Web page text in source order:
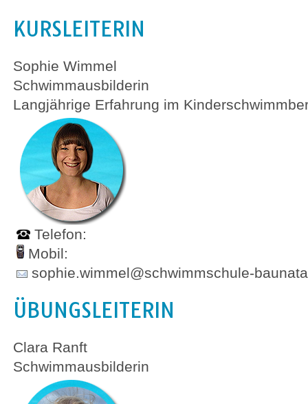
KURSLEITERIN
Sophie Wimmel
Schwimmausbilderin
Langjährige Erfahrung im
Telefon:
Mobil:
sophie.wimmel@schwimmschule-
ÜBUNGSLEITERIN
Clara Ranft
Schwimmausbilderin